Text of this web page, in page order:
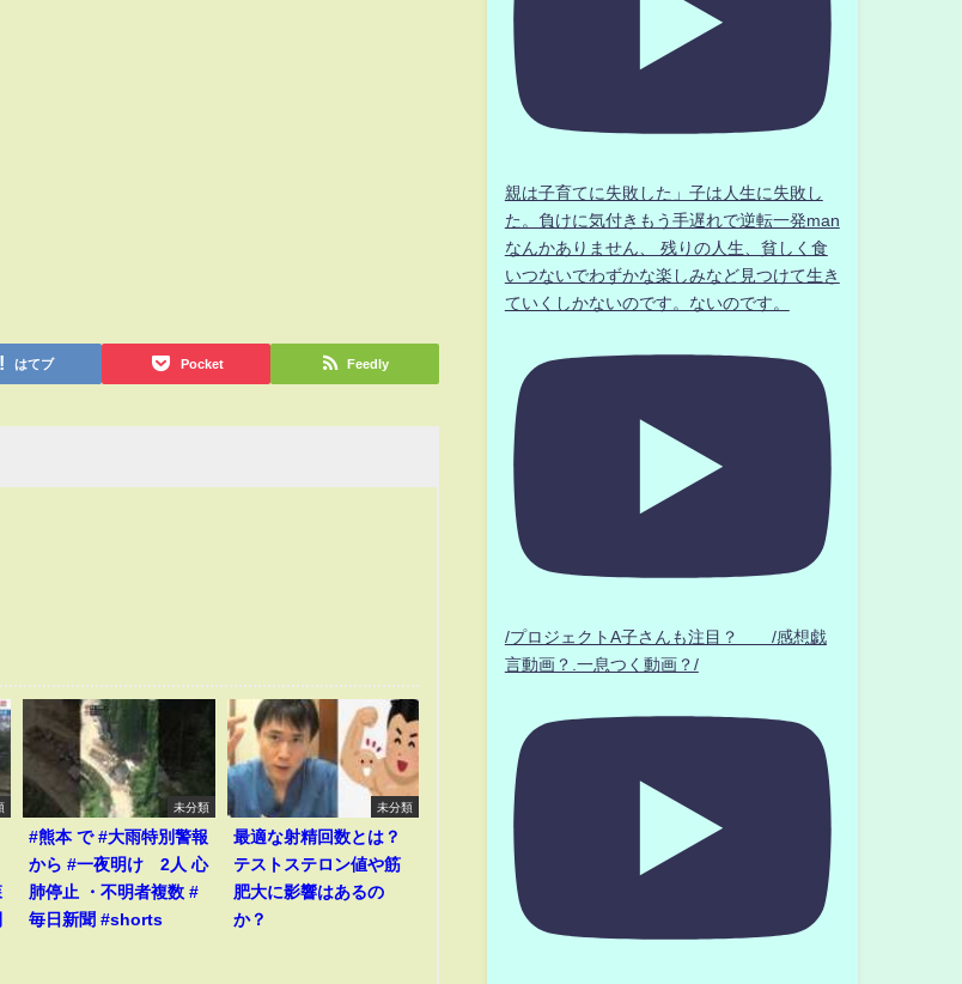
はてブ Pocket Feedly
未分類
#熊本 で #大雨特別警報
から #一夜明け 2人 心
肺停止 ・不明者複数 #
毎日新聞 #shorts
未分類
最適な射精回数とは？
テストステロン値や筋
肥大に影響はあるの
か？
親は子育てに失敗した」子は人生に失敗し
た。負けに気付きもう手遅れで逆転一発man
なんかありません、 残りの人生、貧しく食
いつないでわずかな楽しみなど見つけて生き
ていくしかないのです。ないのです。
/プロジェクトA子さんも注目？ /感想戯
言動画？.一息つく動画？/